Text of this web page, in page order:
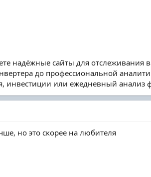
надёжные сайты для отслеживания
до профессиональной
инвестиции или ежедневный анализ
но это скорее на любителя